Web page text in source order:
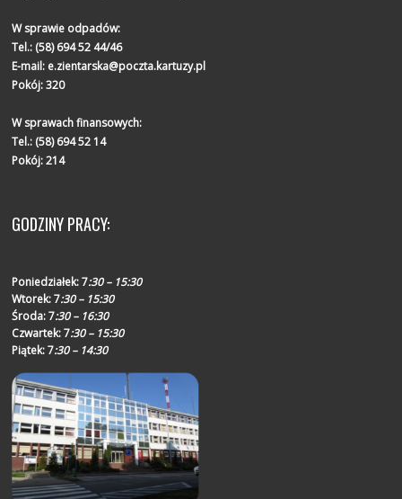
W sprawie odpadów:
Tel.: (58) 694 52 44/46
E-mail: e.zientarska@poczta.kartuzy.pl
Pokój: 320
W sprawach finansowych:
Tel.: (58) 694 52 14
Pokój: 214
GODZINY PRACY:
Poniedziałek:7:30 – 15:30
Wtorek:7:30 – 15:30
Środa:7:30 – 16:30
Czwartek:7:30 – 15:30
Piątek:7:30 – 14:30